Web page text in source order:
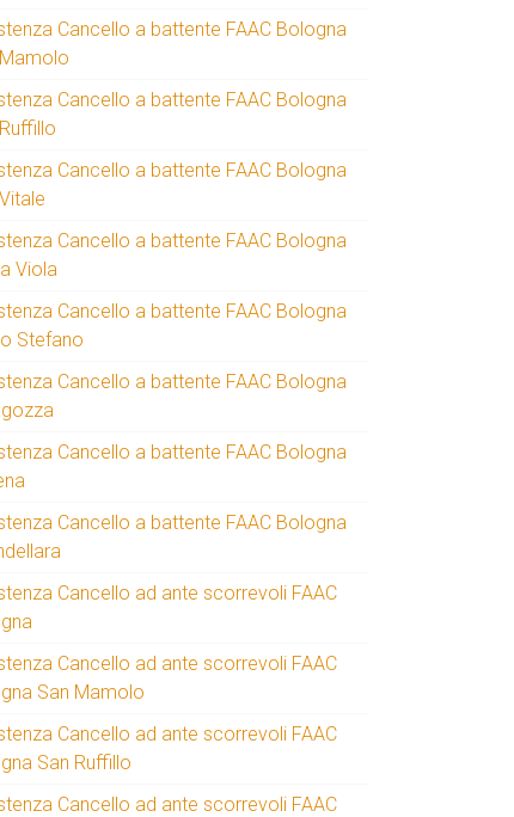
Cancello a battente FAAC Bologna
Cancello a battente FAAC Bologna
Cancello a battente FAAC Bologna
Cancello a battente FAAC Bologna
Viola
Cancello a battente FAAC Bologna
Stefano
Cancello a battente FAAC Bologna
Cancello a battente FAAC Bologna
Cancello a battente FAAC Bologna
Cancello ad ante scorrevoli FAAC
Cancello ad ante scorrevoli FAAC
San Mamolo
Cancello ad ante scorrevoli FAAC
San Ruffillo
Cancello ad ante scorrevoli FAAC